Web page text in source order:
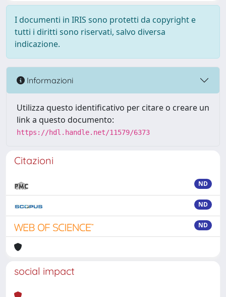
I documenti in IRIS sono protetti da copyright e
tutti i diritti sono riservati, salvo diversa
indicazione.
Informazioni
Utilizza questo identificativo per citare o creare un
link a questo documento:
https://hdl.handle.net/11579/6373
Citazioni
ND
ND
ND
social impact